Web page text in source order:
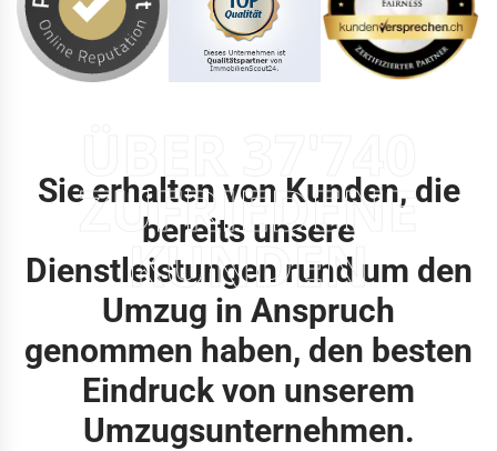
ZUFRIEDENE
KUNDEN
Sie erhalten von Kunden, die
bereits unsere
Dienstleistungen rund um den
Umzug in Anspruch
genommen haben, den besten
Eindruck von unserem
Umzugsunternehmen.